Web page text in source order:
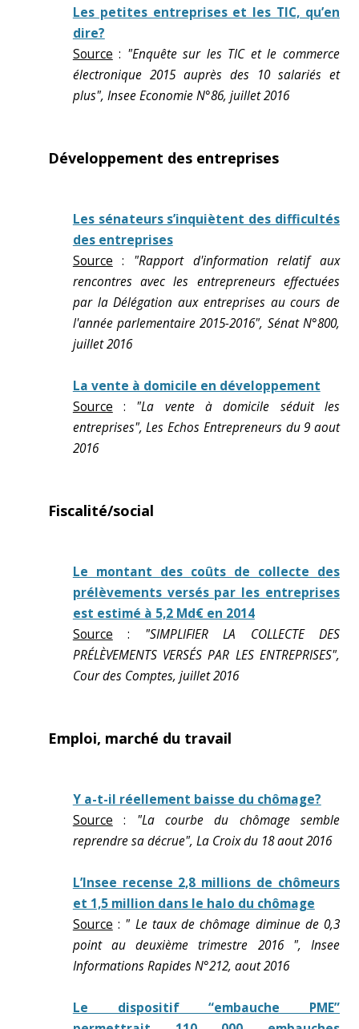
Les petites entreprises et les TIC, qu’en
dire?
Source : "Enquête sur les TIC et le commerce
électronique 2015 auprès des 10 salariés et
plus", Insee Economie N°86, juillet 2016
Développement des entreprises
Les sénateurs s’inquiètent des difficultés
des entreprises
Source : "Rapport d'information relatif aux
rencontres avec les entrepreneurs effectuées
par la Délégation aux entreprises au cours de
l'année parlementaire 2015-2016", Sénat N°800,
juillet 2016
La vente à domicile en développement
Source : "La vente à domicile séduit les
entreprises", Les Echos Entrepreneurs du 9 aout
2016
Fiscalité/social
Le montant des coûts de collecte des
prélèvements versés par les entreprises
est estimé à 5,2 Md€ en 2014
Source : "SIMPLIFIER LA COLLECTE DES
PRÉLÈVEMENTS VERSÉS PAR LES ENTREPRISES",
Cour des Comptes, juillet 2016
Emploi, marché du travail
Y a-t-il réellement baisse du chômage?
Source : "La courbe du chômage semble
reprendre sa décrue", La Croix du 18 aout 2016
L’Insee recense 2,8 millions de chômeurs
et 1,5 million dans le halo du chômage
Source : " Le taux de chômage diminue de 0,3
point au deuxième trimestre 2016 ", Insee
Informations Rapides N°212, aout 2016
Le dispositif “embauche PME”